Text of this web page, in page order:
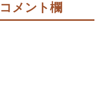
メント欄